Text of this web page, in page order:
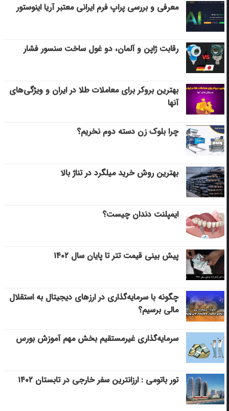
معرفی و بررسی پراپ فرم ایرانی معتبر آریا اینوستور
رقابت ژاپن و آلمان، دو غول ساخت سنسور فشار
بهترین بروکر برای معاملات طلا در ایران و ویژگی‌های
آنها
چرا بلوک زن دسته دوم نخریم؟
بهترین روش خرید میلگرد در تناژ بالا
ایمپلنت دندان چیست؟
پیش بینی قیمت تتر تا پایان سال ۱۴۰۲
چگونه با سرمایه‌گذاری در ارزهای دیجیتال به استقلال
مالی برسیم؟
سرمایه‌گذاری غیرمستقیم بخش مهم آموزش بورس
تور باتومی : ارزانترین سفر خارجی در تابستان ۱۴۰۲